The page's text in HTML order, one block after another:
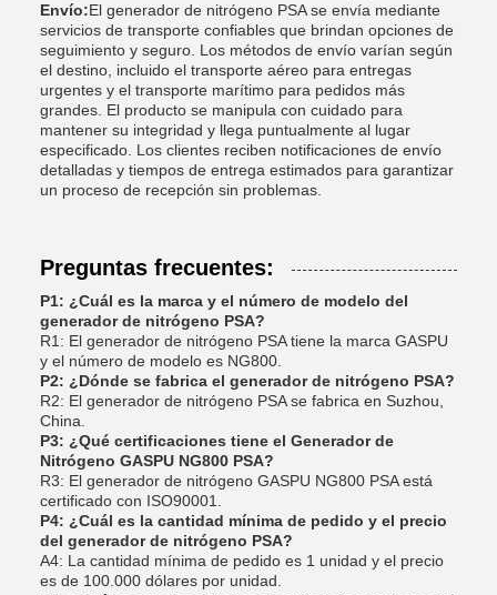
Envío:El generador de nitrógeno PSA se envía mediante
servicios de transporte confiables que brindan opciones de
seguimiento y seguro. Los métodos de envío varían según
el destino, incluido el transporte aéreo para entregas
urgentes y el transporte marítimo para pedidos más
grandes. El producto se manipula con cuidado para
mantener su integridad y llega puntualmente al lugar
especificado. Los clientes reciben notificaciones de envío
detalladas y tiempos de entrega estimados para garantizar
un proceso de recepción sin problemas.
Preguntas frecuentes:
P1: ¿Cuál es la marca y el número de modelo del
generador de nitrógeno PSA?
R1: El generador de nitrógeno PSA tiene la marca GASPU
y el número de modelo es NG800.
P2: ¿Dónde se fabrica el generador de nitrógeno PSA?
R2: El generador de nitrógeno PSA se fabrica en Suzhou,
China.
P3: ¿Qué certificaciones tiene el Generador de
Nitrógeno GASPU NG800 PSA?
R3: El generador de nitrógeno GASPU NG800 PSA está
certificado con ISO90001.
P4: ¿Cuál es la cantidad mínima de pedido y el precio
del generador de nitrógeno PSA?
A4: La cantidad mínima de pedido es 1 unidad y el precio
es de 100.000 dólares por unidad.